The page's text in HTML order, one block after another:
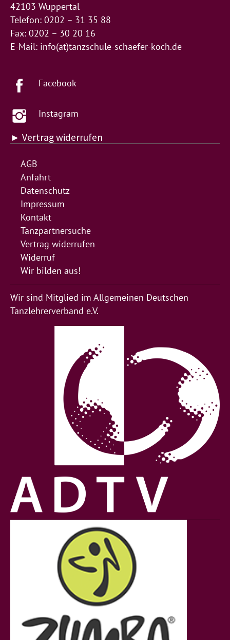
42103 Wuppertal
Telefon: 0202 – 31 35 88
Fax: 0202 – 30 20 16
E-Mail: info(at)tanzschule-schaefer-koch.de
Facebook
Instagram
► Vertrag widerrufen
AGB
Anfahrt
Datenschutz
Impressum
Kontakt
Tanzpartnersuche
Vertrag widerrufen
Widerruf
Wir bilden aus!
Wir sind Mitglied im Allgemeinen Deutschen
Tanzlehrerverband e.V.